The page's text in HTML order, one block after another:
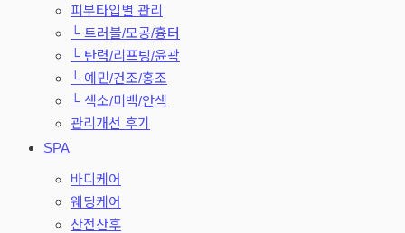
피부타입별 관리
└ 트러블/모공/흉터
└ 탄력/리프팅/윤곽
└ 예민/건조/홍조
└ 색소/미백/안색
관리개선 후기
SPA
바디케어
웨딩케어
산전산후